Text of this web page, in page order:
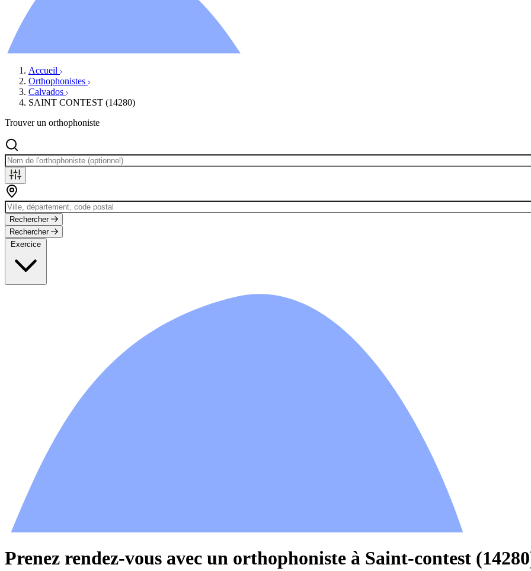
Évènements
Accueil
Orthophonistes
Calvados
SAINT CONTEST (14280)
Trouver un orthophoniste
Rechercher
Rechercher
Exercice
Prenez rendez-vous avec un orthophoniste à Saint-contest